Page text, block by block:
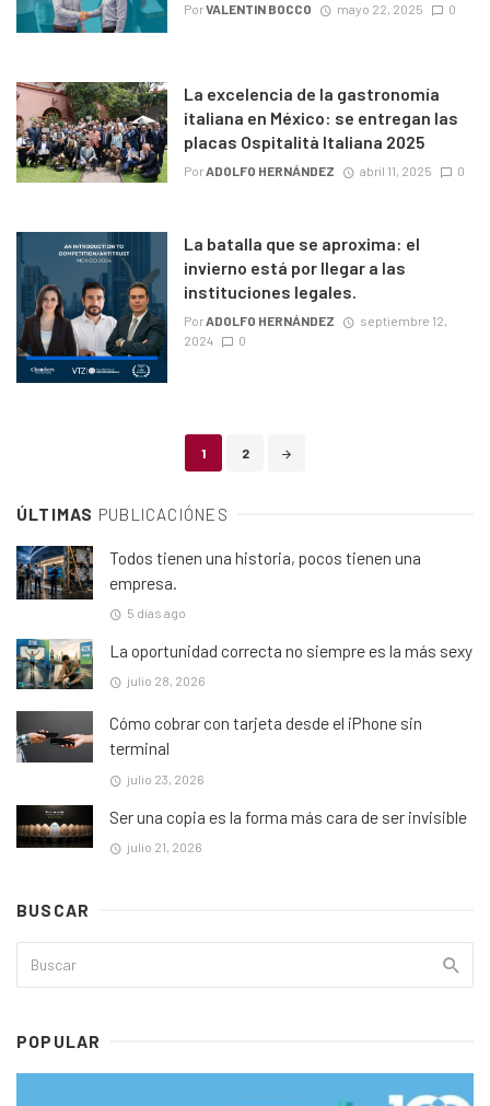
PorVALENTIN BOCCO mayo 22, 2025 0
La excelencia de la gastronomía
italiana en México: se entregan las
placas Ospitalità Italiana 2025
PorADOLFO HERNÁNDEZ abril 11, 2025 0
La batalla que se aproxima: el
invierno está por llegar a las
instituciones legales.
PorADOLFO HERNÁNDEZ
septiembre 12,
2024
0
1 2
ÚLTIMAS PUBLICACIÓNES
Todos tienen una historia, pocos tienen una
empresa.
5 días ago
La oportunidad correcta no siempre es la más sexy
julio 28, 2026
Cómo cobrar con tarjeta desde el iPhone sin
terminal
julio 23, 2026
Ser una copia es la forma más cara de ser invisible
julio 21, 2026
BUSCAR
POPULAR